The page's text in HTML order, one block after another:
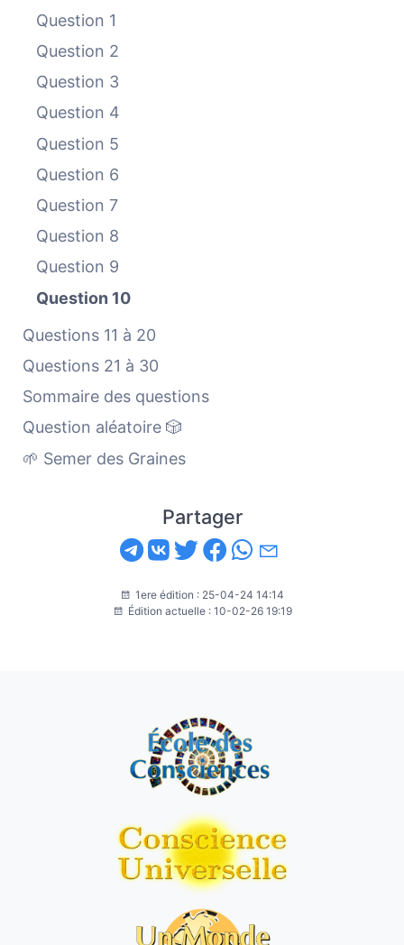
Question 1
Question 2
Question 3
Question 4
Question 5
Question 6
Question 7
Question 8
Question 9
Question 10
Questions 11 à 20
Questions 21 à 30
Sommaire des questions
Question aléatoire 🎲
🌱 Semer des Graines
Partager
1ere édition : 25-04-24 14:14
Édition actuelle : 10-02-26 19:19